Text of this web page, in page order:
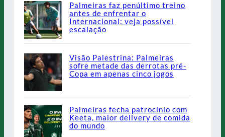
Palmeiras faz penúltimo treino
antes de enfrentar o
Internacional; veja possível
escalação
Visão Palestrina: Palmeiras
sofre metade das derrotas pré-
Copa em apenas cinco jogos
Palmeiras fecha patrocínio com
Keeta, maior delivery de comida
do mundo